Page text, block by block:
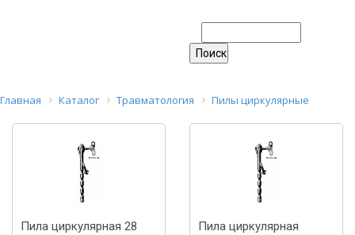
Главная Каталог Травматология Пилы циркулярные
Пила циркулярная 28 Пила циркулярная